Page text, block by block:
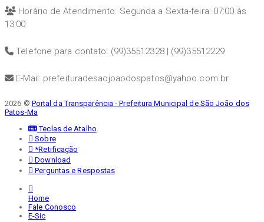
Horário de Atendimento: Segunda a Sexta-feira: 07:00 às
13:00
Telefone para contato: (99)35512328 | (99)35512229
E-Mail: prefeituradesaojoaodospatos@yahoo.com.br
2026 © Portal da Transparência - Prefeitura Municipal de São João dos
Patos-Ma
Teclas de Atalho
Sobre
*Retificação
Download
Perguntas e Respostas
Home
Fale Conosco
E-Sic